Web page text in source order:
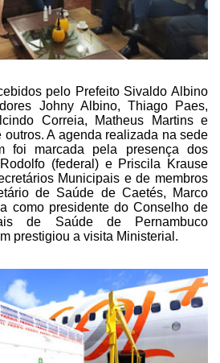
pelo Prefeito Sivaldo Albino
Johny Albino, Thiago Paes,
Correia, Matheus Martins e
outros. A agenda realizada na sede
foi marcada pela presença dos
(federal) e Priscila Krause
Municipais e de membros
de Saúde de Caetés, Marco
como presidente do Conselho de
de Saúde de Pernambuco
prestigiou a visita Ministerial.